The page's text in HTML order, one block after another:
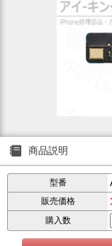
商品説明
型番
販売価格
購入数